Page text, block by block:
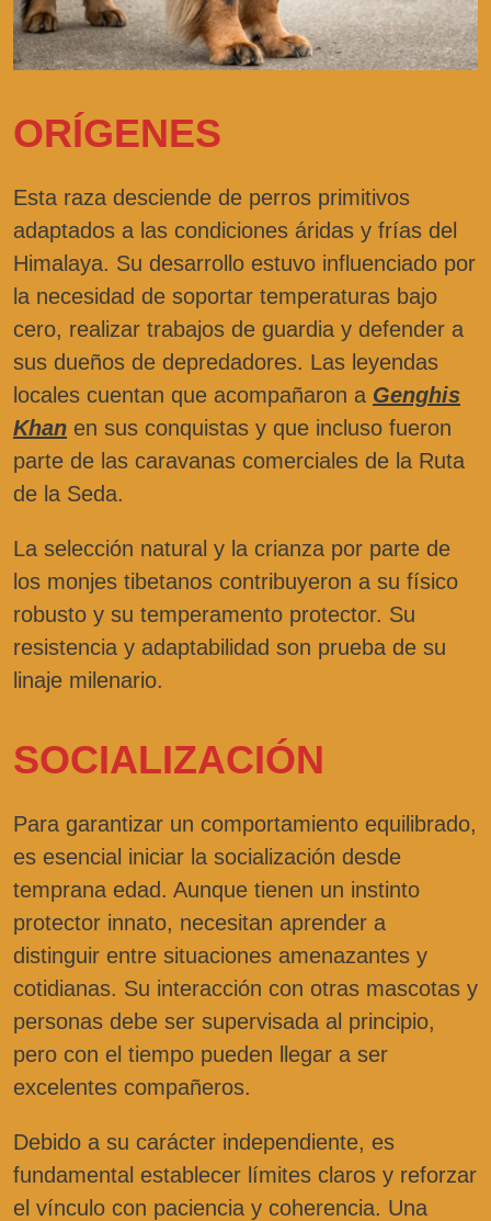
ORÍGENES
Esta raza desciende de perros primitivos
adaptados a las condiciones áridas y frías del
Himalaya. Su desarrollo estuvo influenciado por
la necesidad de soportar temperaturas bajo
cero, realizar trabajos de guardia y defender a
sus dueños de depredadores. Las leyendas
locales cuentan que acompañaron a Genghis
Khan en sus conquistas y que incluso fueron
parte de las caravanas comerciales de la Ruta
de la Seda.
La selección natural y la crianza por parte de
los monjes tibetanos contribuyeron a su físico
robusto y su temperamento protector. Su
resistencia y adaptabilidad son prueba de su
linaje milenario.
SOCIALIZACIÓN
Para garantizar un comportamiento equilibrado,
es esencial iniciar la socialización desde
temprana edad. Aunque tienen un instinto
protector innato, necesitan aprender a
distinguir entre situaciones amenazantes y
cotidianas. Su interacción con otras mascotas y
personas debe ser supervisada al principio,
pero con el tiempo pueden llegar a ser
excelentes compañeros.
Debido a su carácter independiente, es
fundamental establecer límites claros y reforzar
el vínculo con paciencia y coherencia. Una